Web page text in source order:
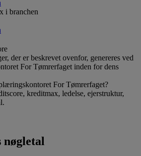
i branchen
der er beskrevet ovenfor, genereres ved
For Tømrerfaget inden for dens
For Tømrerfaget?
kreditmax, ledelse, ejerstruktur,
nøgletal